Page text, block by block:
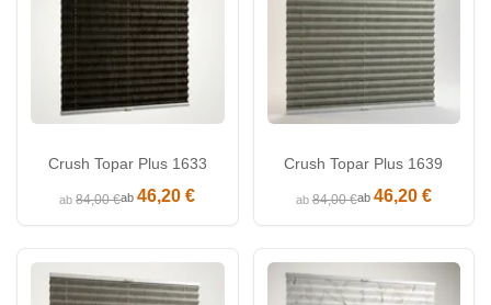
Crush Topar Plus 1633
ab84,00 €ab46,20 €
Crush Topar Plus 1639
ab84,00 €ab 46,20 €